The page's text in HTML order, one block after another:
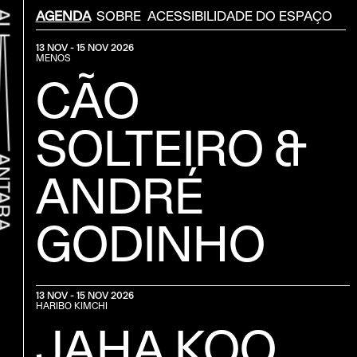
Menu Secondário
AGENDA SOBRE ACESSIBILIDADE DO ESPAÇO
13 NOV - 15 NOV 2026
MENOS
CÃO
SOLTEIRO &
ANDRÉ
GODINHO
13 NOV - 15 NOV 2026
HARIBO KIMCHI